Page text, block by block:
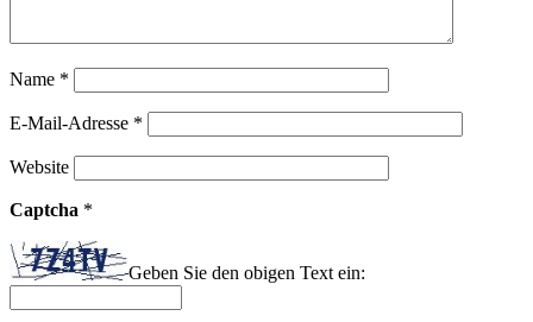
Name *
E-Mail-Adresse *
Website
Captcha *
Geben Sie den obigen Text ein: